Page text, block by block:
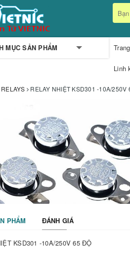
MỤC SẢN PHẨM
Linh
RELAYS RELAY NHIỆT KSD301 -10A/250V
PHẨM ĐÁNH GIÁ
KSD301 -10A/250V 65 ĐỘ